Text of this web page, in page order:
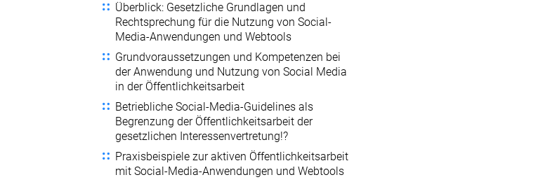
Überblick: Gesetzliche Grundlagen und
Rechtsprechung für die Nutzung von Social-
Media-Anwendungen und Webtools
Grundvoraussetzungen und Kompetenzen bei
der Anwendung und Nutzung von Social Media
in der Öffentlichkeitsarbeit
Betriebliche Social-Media-Guidelines als
Begrenzung der Öffentlichkeitsarbeit der
gesetzlichen Interessenvertretung!?
Praxisbeispiele zur aktiven Öffentlichkeitsarbeit
mit Social-Media-Anwendungen und Webtools